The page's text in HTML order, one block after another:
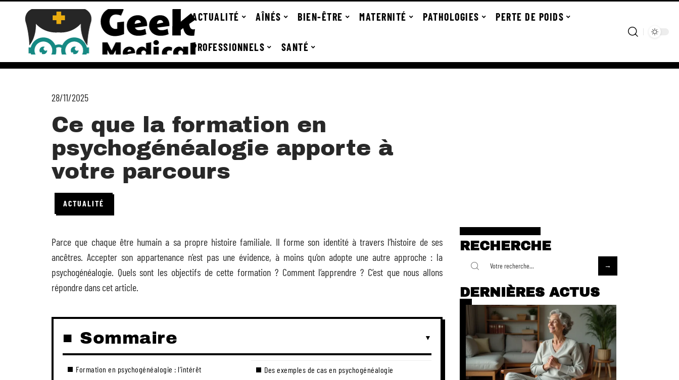
ACTUALITÉ AÎNÉS BIEN-ÊTRE MATERNITÉ PATHOLOGIES PERTE DE POIDS
PROFESSIONNELS SANTÉ
28/11/2025
Ce que la formation en
psychogénéalogie apporte à
votre parcours
ACTUALITÉ
Parce que chaque être humain a sa propre histoire familiale. Il forme son identité à travers l’histoire de ses
ancêtres. Accepter son appartenance n’est pas une évidence, à moins qu’on adopte une autre approche : la
psychogénéalogie. Quels sont les objectifs de cette formation ? Comment l’apprendre ? C’est que nous allons
répondre dans cet article.
Sommaire
Formation en psychogénéalogie : l’intérêt Des exemples de cas en psychogénéalogie
RECHERCHE
DERNIÈRES ACTUS